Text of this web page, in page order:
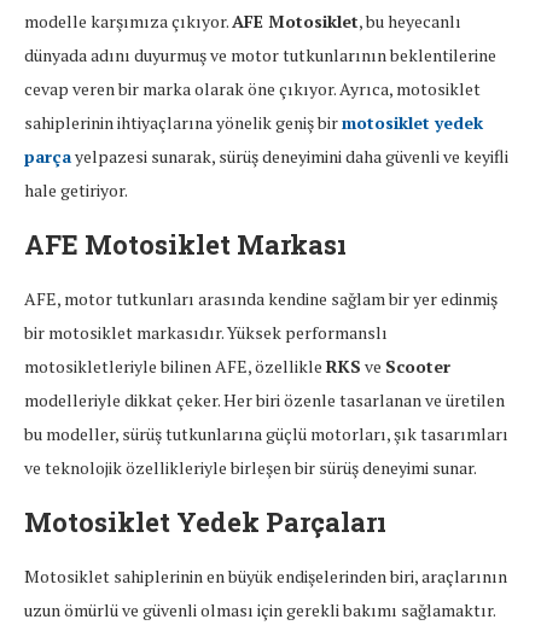
modelle karşımıza çıkıyor.AFE Motosiklet, bu heyecanlı
dünyada adını duyurmuş ve motor tutkunlarının beklentilerine
cevap veren bir marka olarak öne çıkıyor. Ayrıca, motosiklet
sahiplerinin ihtiyaçlarına yönelik geniş birmotosiklet yedek
parçayelpazesi sunarak, sürüş deneyimini daha güvenli ve keyifli
hale getiriyor.
AFE Motosiklet Markası
AFE, motor tutkunları arasında kendine sağlam bir yer edinmiş
bir motosiklet markasıdır. Yüksek performanslı
motosikletleriyle bilinen AFE, özellikle RKS ve Scooter
modelleriyle dikkat çeker. Her biri özenle tasarlanan ve üretilen
bu modeller, sürüş tutkunlarına güçlü motorları, şık tasarımları
ve teknolojik özellikleriyle birleşen bir sürüş deneyimi sunar.
Motosiklet Yedek Parçaları
Motosiklet sahiplerinin en büyük endişelerinden biri, araçlarının
uzun ömürlü ve güvenli olması için gerekli bakımı sağlamaktır.